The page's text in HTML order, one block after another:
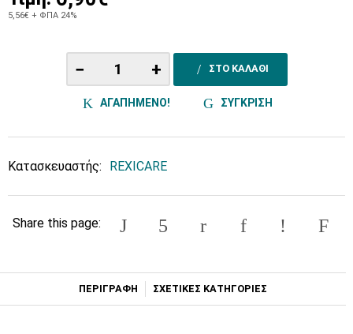
5,56€ + ΦΠΑ 24%
− + ΣΤΟ ΚΑΛΑΘΙ
ΑΓΑΠΗΜΕΝΟ! ΣΥΓΚΡΙΣΗ
Κατασκευαστής: REXICARE
Share this page:
ΠΕΡΙΓΡΑΦΗ ΣΧΕΤΙΚΕΣ ΚΑΤΗΓΟΡΙΕΣ